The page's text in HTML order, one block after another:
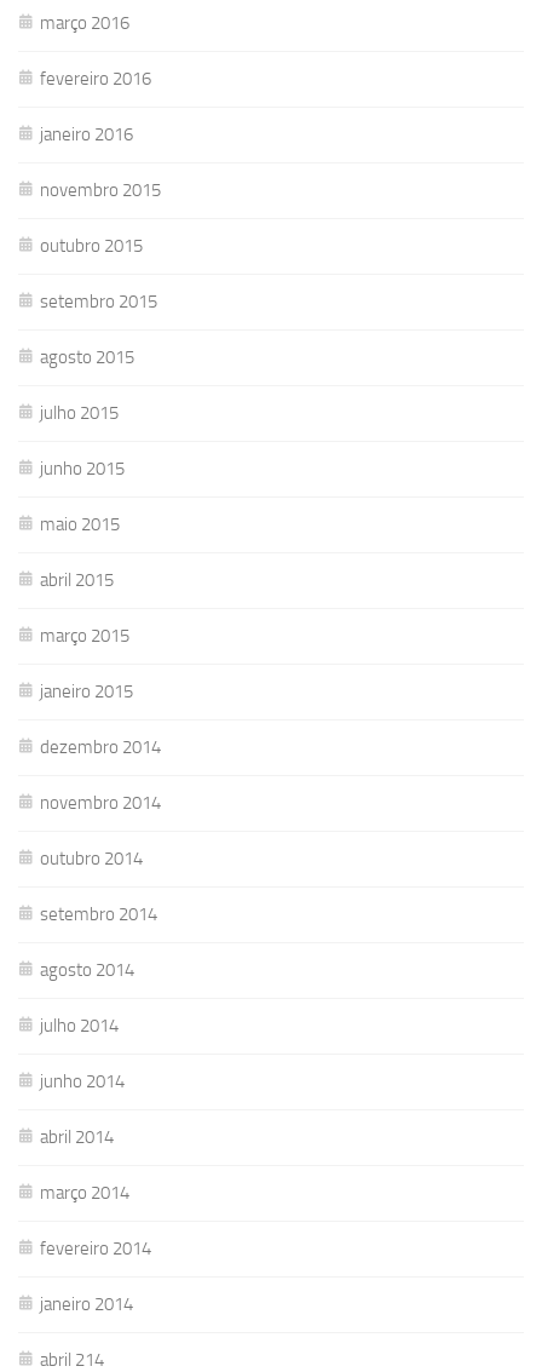
março 2016
fevereiro 2016
janeiro 2016
novembro 2015
outubro 2015
setembro 2015
agosto 2015
julho 2015
junho 2015
maio 2015
abril 2015
março 2015
janeiro 2015
dezembro 2014
novembro 2014
outubro 2014
setembro 2014
agosto 2014
julho 2014
junho 2014
abril 2014
março 2014
fevereiro 2014
janeiro 2014
abril 214